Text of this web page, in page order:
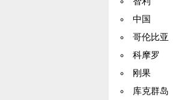
中国
哥伦比亚
科摩罗
刚果
库克群岛